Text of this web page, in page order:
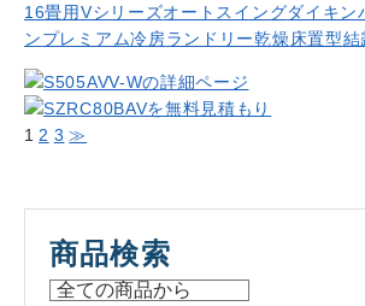
16畳用Vシリーズオートスイングダイキン
ンプレミアム冷房ランドリー乾燥 床置型結
1 2 3 ≫
商品検索